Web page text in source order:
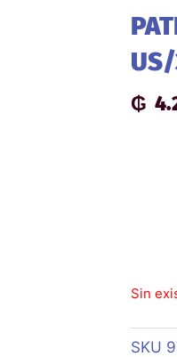
₲
Sin
SKU